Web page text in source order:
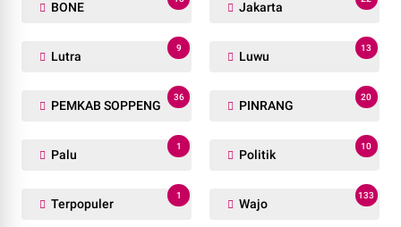
BONE Jakarta
Lutra
9
Luwu
13
PEMKAB SOPPENG
36
PINRANG
20
Palu
1
Politik
10
Terpopuler
1
Wajo
133